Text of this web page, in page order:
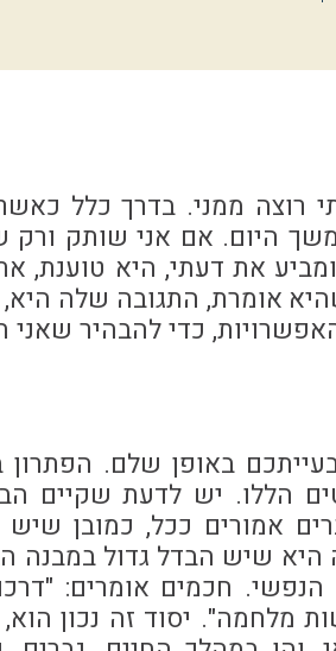
רוצה ממני. בדרך כלל
היום. אם אני שותק ורק
את דעתי, היא טוענת,
אומרת, התגובה שלה
כדי להבהיר שאני
באופן שלם. הפתרון
הללו. יש לדעת שקיים
אמורים ככל, כמובן שיש
שיש הבדל גדול במבנה
חכמים אומרים:
מלחמה". יסוד זה נכון